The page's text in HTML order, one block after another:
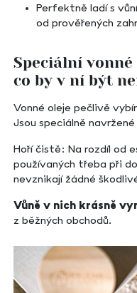
Perfektně ladí s
od prověřených
Speciální
co by v ní být
Vonné oleje pečlivě
Jsou speciálně
Hoří čistě: Na rozdíl od
používaných třeba při
nevznikají žádné
Vůně v nich krásně
z běžných obchodů.